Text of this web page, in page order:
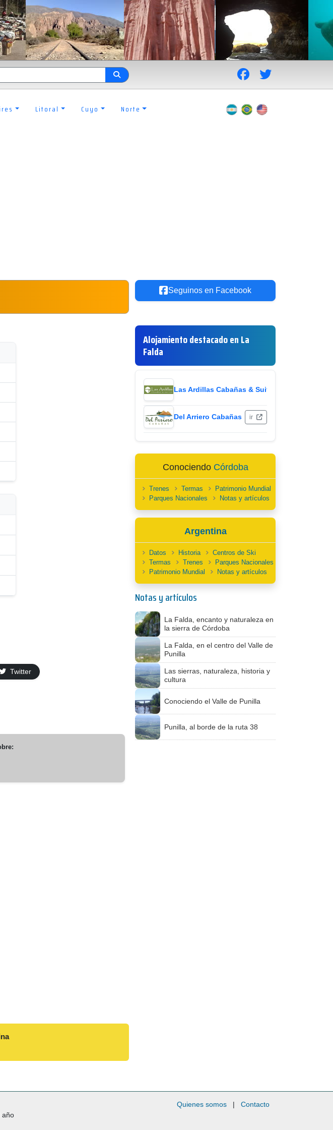
Litoral Cuyo Norte
Twitter
Seguinos en Facebook
Alojamiento destacado en La
Falda
Las Ardillas Cabañas & Suites
Del Arriero Cabañas ir
Conociendo Córdoba
Trenes Termas
Patrimonio Mundial
Parques Nacionales
Notas y artículos
Argentina
Datos Historia
Centros de Ski
Termas
Trenes
Parques Nacionales
Patrimonio Mundial
Notas y artículos
Notas y artículos
La Falda, encanto y naturaleza en
la sierra de Córdoba
La Falda, en el centro del Valle de
Punilla
Las sierras, naturaleza, historia y
cultura
Conociendo el Valle de Punilla
Punilla, al borde de la ruta 38
año
Quienes somos | Contacto